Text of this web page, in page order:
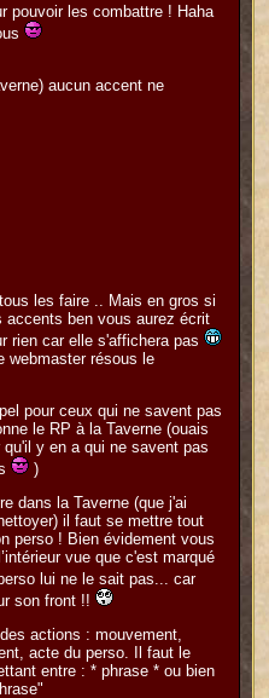
pouvoir les combattre ! Haha
aucun accent ne
les faire .. Mais en gros si
accents ben vous aurez écrit
rien car elle s'affichera pas
webmaster résous le
pour ceux qui ne savent pas
le RP à la Taverne (ouais
y en a qui ne savent pas
)
dans la Taverne (que j'ai
il faut se mettre tout
perso ! Bien évidement vous
vue que c'est marqué
lui ne le sait pas... car
son front !!
actions : mouvement,
acte du perso. Il faut le
entre : * phrase * ou bien